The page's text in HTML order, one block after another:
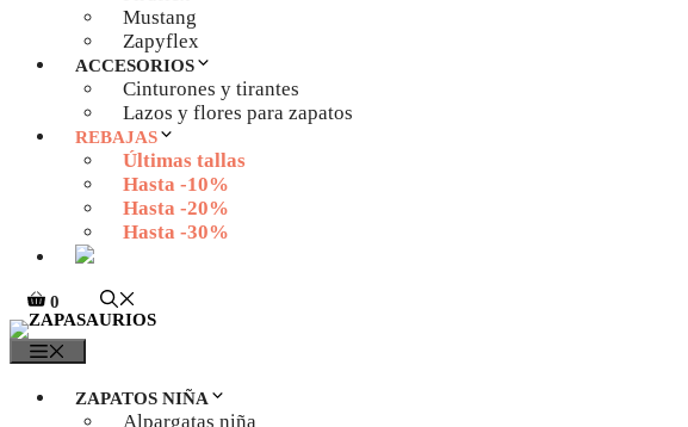
Mustang
Zapyflex
ACCESORIOS
Cinturones y tirantes
Lazos y flores para zapatos
REBAJAS
Últimas tallas
Hasta -10%
Hasta -20%
Hasta -30%
0
MENÚ
ZAPATOS NIÑA
Alpargatas niña